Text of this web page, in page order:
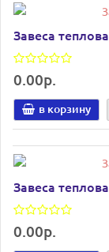
Завеса
0.00р.
в корзину
Завеса
0.00р.